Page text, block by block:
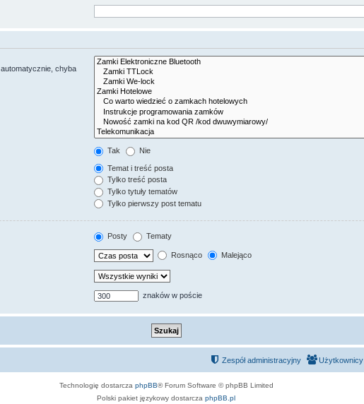
chyba
Tak Nie
Temat i treść posta
Tylko treść posta
Tylko tytuły tematów
Tylko pierwszy post tematu
Posty Tematy
Rosnąco Malejąco
znaków w poście
Użytkownicy
Zespół administracyjny
Technologię dostarcza phpBB® Forum Software © phpBB Limited
Polski pakiet językowy dostarcza phpBB.pl